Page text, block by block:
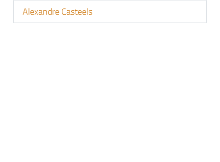
Alexandre Casteels